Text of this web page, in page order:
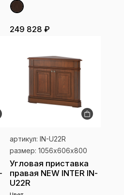
249 828 ₽
артикул: IN-U22R
размер: 1056х606х800
Угловая приставка
правая NEW INTER IN-
U22R